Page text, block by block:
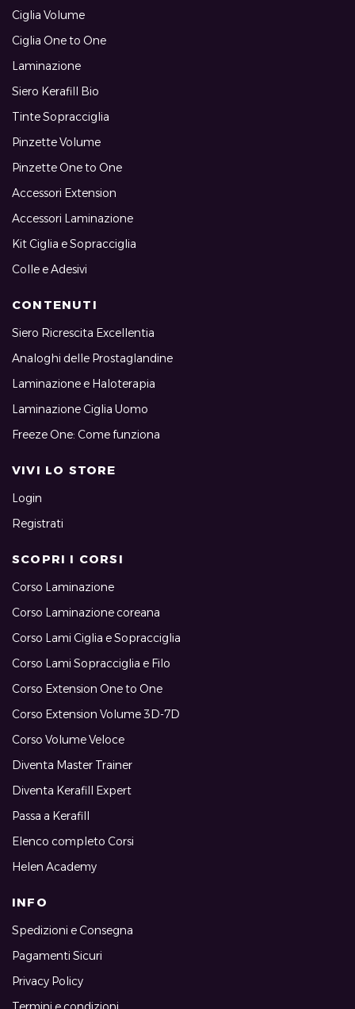
Ciglia Volume
Ciglia One to One
Laminazione
Siero Kerafill Bio
Tinte Sopracciglia
Pinzette Volume
Pinzette One to One
Accessori Extension
Accessori Laminazione
Kit Ciglia e Sopracciglia
Colle e Adesivi
CONTENUTI
Siero Ricrescita Excellentia
Analoghi delle Prostaglandine
Laminazione e Haloterapia
Laminazione Ciglia Uomo
Freeze One: Come funziona
VIVI LO STORE
Login
Registrati
SCOPRI I CORSI
Corso Laminazione
Corso Laminazione coreana
Corso Lami Ciglia e Sopracciglia
Corso Lami Sopracciglia e Filo
Corso Extension One to One
Corso Extension Volume 3D-7D
Corso Volume Veloce
Diventa Master Trainer
Diventa Kerafill Expert
Passa a Kerafill
Elenco completo Corsi
Helen Academy
INFO
Spedizioni e Consegna
Pagamenti Sicuri
Privacy Policy